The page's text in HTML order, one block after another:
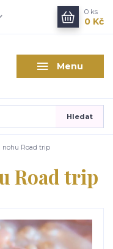
Menu
Hledat
0 ks
0 Kč
nohu Road trip
Road trip